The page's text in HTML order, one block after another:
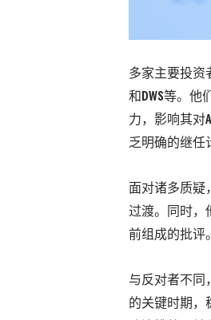
多家主要投资
和DWS等。他
力，影响其对
乏明确的继任
面对诸多质疑
过渡。同时，
前组成的批评
与反对者不同
的关键时期，